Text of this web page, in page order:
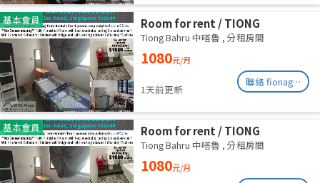
基本會員
Room for rent / TIONG
BAHRU/HAVELOCK / Common
room / 1pax stay / Available 13
August
Tiong Bahru 中嗒魯 , 分租房間
1080元/月
1天前更新
聯絡 fionag@transinex.com.sg
基本會員
Room for rent / TIONG
BAHRU/HAVELOCK / Common
room / 1pax stay / Available 6
August
Tiong Bahru 中嗒魯 , 分租房間
1080元/月